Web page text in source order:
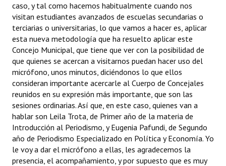
Antiguos Pobladores
Noticias Destacadas
Registros y Distinciones
Datos Históricos
Premio al Mérito - Registro
Audiencias Públicas - Registro
Mujeres que Dejaron Huellas - Registro
Periodistas Decanos - Registro
caso, y tal como hacemos habitualmente cuando nos
visitan estudiantes avanzados de escuelas secundarias o
terciarias o universitarias, lo que vamos a hacer es, aplicar
esta nueva metodología que ha resuelto aplicar este
Concejo Municipal, que tiene que ver con la posibilidad de
que quienes se acercan a visitarnos puedan hacer uso del
micrófono, unos minutos, diciéndonos lo que ellos
consideran importante acercarle al Cuerpo de Concejales
reunidos en su expresión más importante, que son las
sesiones ordinarias. Así que, en este caso, quienes van a
hablar son Leila Trota, de Primer año de la materia de
Introducción al Periodismo, y Eugenia Pafundi, de Segundo
año de Periodismo Especializado en Política y Economía. Yo
le voy a dar el micrófono a ellas, les agradecemos la
presencia, el acompañamiento, y por supuesto que es muy